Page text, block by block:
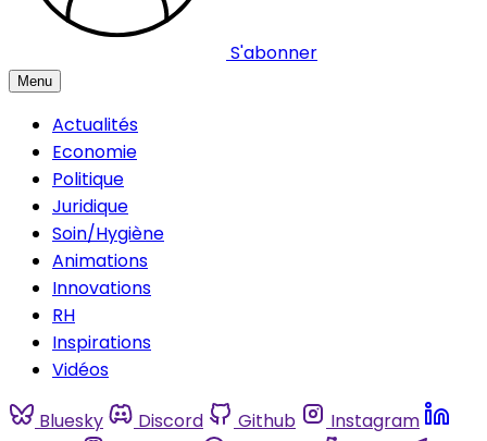
S'abonner
Menu
Actualités
Economie
Politique
Juridique
Soin/Hygiène
Animations
Innovations
RH
Inspirations
Vidéos
Bluesky Discord Github
Instagram